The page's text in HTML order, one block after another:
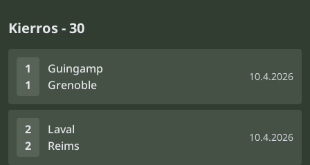
Kierros - 30
1
1
Guingamp
Grenoble
10.4.2026
2
2
Laval
Reims
10.4.2026